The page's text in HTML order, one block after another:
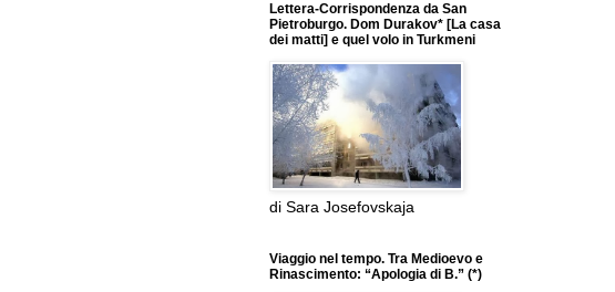
Lettera-Corrispondenza da San
Pietroburgo. Dom Durakov* [La casa
dei matti] e quel volo in Turkmeni
di Sara Josefovskaja
Viaggio nel tempo. Tra Medioevo e
Rinascimento: “Apologia di B.” (*)